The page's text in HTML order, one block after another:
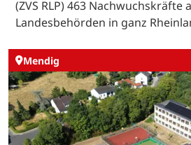
(ZVS RLP) 463 Nachwuchskräfte
Landesbehörden in ganz
Mendig